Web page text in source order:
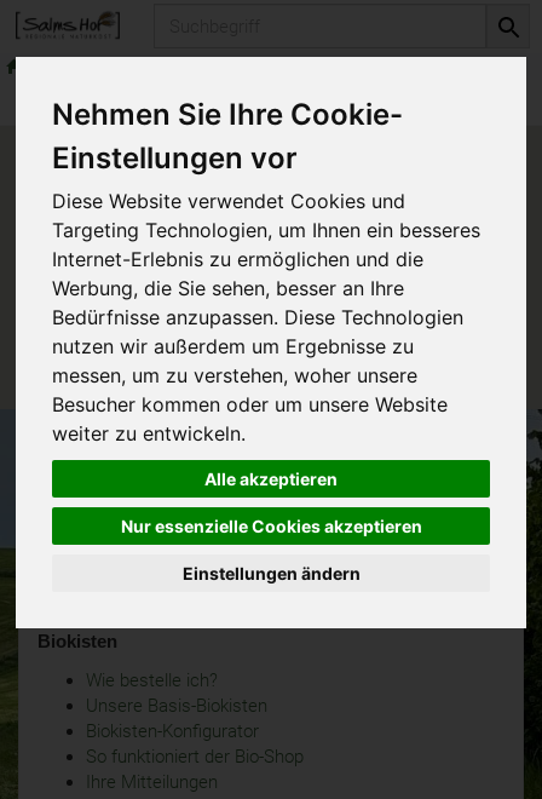
Nehmen Sie Ihre Cookie-
Einstellungen vor
Diese Website verwendet Cookies und
Targeting Technologien, um Ihnen ein besseres
Internet-Erlebnis zu ermöglichen und die
Werbung, die Sie sehen, besser an Ihre
Bedürfnisse anzupassen. Diese Technologien
nutzen wir außerdem um Ergebnisse zu
messen, um zu verstehen, woher unsere
Besucher kommen oder um unsere Website
weiter zu entwickeln.
Alle akzeptieren
Nur essenzielle Cookies akzeptieren
Einstellungen ändern
Produkte frisches Obst, Früchte & Nüsse
Produkt "Cherimoya" nicht
verfügbar.
Das von Ihnen gesuchte Produkt ist leider zur Zeit
nicht verfügbar.
Biokisten
Wie bestelle ich?
Unsere Basis-Biokisten
Biokisten-Konfigurator
So funktioniert der Bio-Shop
Ihre Mitteilungen